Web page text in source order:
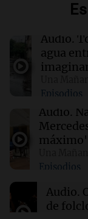
02:03
Airbnb
gracias a
búsqueda
01:49 Mundo
El
un
01:31 Ciencia
Reducir
antojos ni
Audio.
agua
Episodios
Audio.
Episodios
Audio.
de